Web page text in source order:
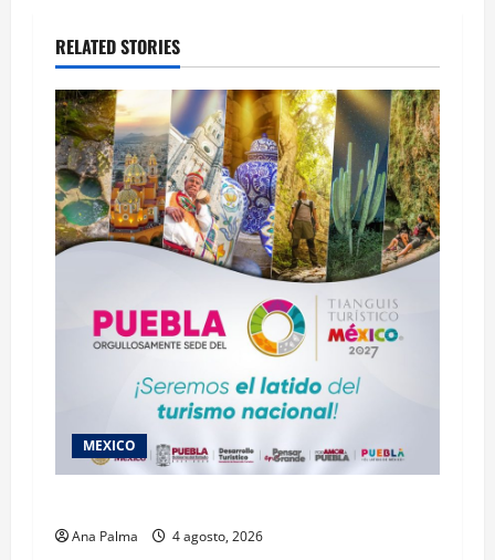
RELATED STORIES
MEXICO
Ana Palma 4 agosto, 2026
Estados